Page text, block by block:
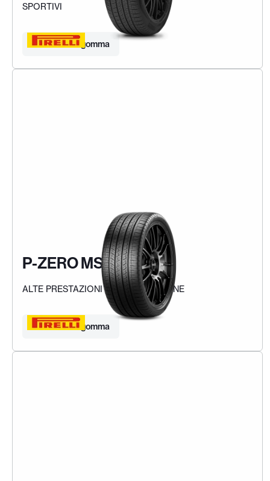
SPORTIVI
Trova la tua gomma
P-ZERO MS
ALTE PRESTAZIONI IN OGNI STAGIONE
Trova la tua gomma